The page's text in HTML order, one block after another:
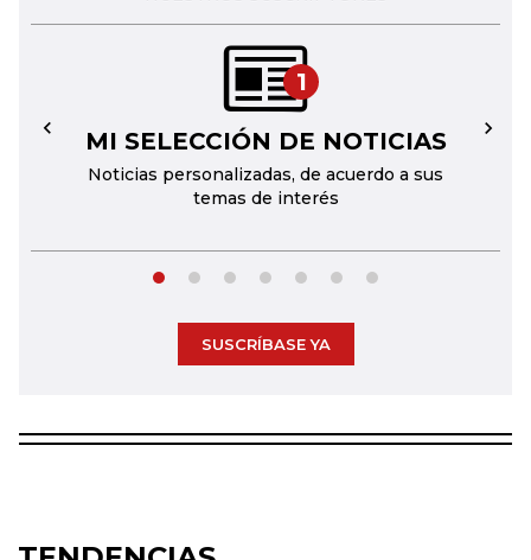
1
MI SELECCIÓN DE NOTICIAS
Noticias personalizadas, de acuerdo a sus
temas de interés
← →
SUSCRÍBASE YA